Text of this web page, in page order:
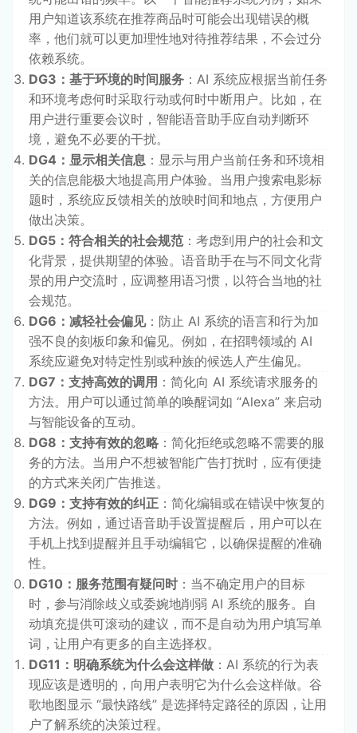
用户知道该系统在推荐商品时可能会出现错误的概
率，他们就可以更加理性地对待推荐结果，不会过分
依赖系统。
DG3：基于环境的时间服务 ：AI 系统应根据当前任务
和环境考虑何时采取行动或何时中断用户。比如，在
用户进行重要会议时，智能语音助手应自动判断环
境，避免不必要的干扰。
DG4：显示相关信息 ：显示与用户当前任务和环境相
关的信息能极大地提高用户体验。当用户搜索电影标
题时，系统应反馈相关的放映时间和地点，方便用户
做出决策。
DG5：符合相关的社会规范 ：考虑到用户的社会和文
化背景，提供期望的体验。语音助手在与不同文化背
景的用户交流时，应调整用语习惯，以符合当地的社
会规范。
DG6：减轻社会偏见：防止 AI 系统的语言和行为加
强不良的刻板印象和偏见。例如，在招聘领域的 AI
系统应避免对特定性别或种族的候选人产生偏见。
DG7：支持高效的调用 ：简化向 AI 系统请求服务的
方法。用户可以通过简单的唤醒词如 “Alexa” 来启动
与智能设备的互动。
DG8：支持有效的忽略 ：简化拒绝或忽略不需要的服
务的方法。当用户不想被智能广告打扰时，应有便捷
的方式来关闭广告推送。
DG9：支持有效的纠正 ：简化编辑或在错误中恢复的
方法。例如，通过语音助手设置提醒后，用户可以在
手机上找到提醒并且手动编辑它，以确保提醒的准确
性。
DG10：服务范围有疑问时：当不确定用户的目标
时，参与消除歧义或委婉地削弱 AI 系统的服务。自
动填充提供可滚动的建议，而不是自动为用户填写单
词，让用户有更多的自主选择权。
DG11：明确系统为什么会这样做 ：AI 系统的行为表
现应该是透明的，向用户表明它为什么会这样做。谷
歌地图显示 “最快路线” 是选择特定路径的原因，让用
户了解系统的决策过程。